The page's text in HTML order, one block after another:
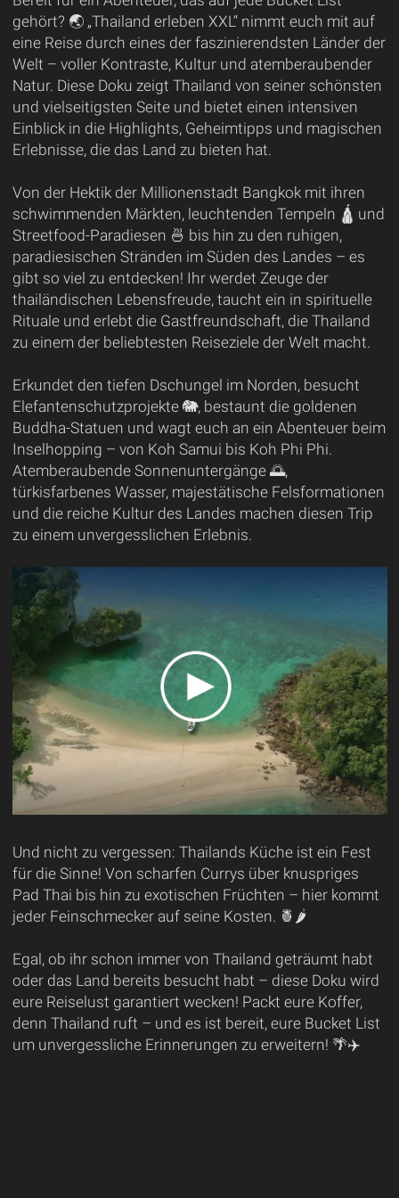
gehört? 🌏 „Thailand erleben XXL“ nimmt euch mit auf
eine Reise durch eines der faszinierendsten Länder der
Welt – voller Kontraste, Kultur und atemberaubender
Natur. Diese Doku zeigt Thailand von seiner schönsten
und vielseitigsten Seite und bietet einen intensiven
Einblick in die Highlights, Geheimtipps und magischen
Erlebnisse, die das Land zu bieten hat.
Von der Hektik der Millionenstadt Bangkok mit ihren
schwimmenden Märkten, leuchtenden Tempeln 🛕 und
Streetfood-Paradiesen 🍜 bis hin zu den ruhigen,
paradiesischen Stränden im Süden des Landes – es
gibt so viel zu entdecken! Ihr werdet Zeuge der
thailändischen Lebensfreude, taucht ein in spirituelle
Rituale und erlebt die Gastfreundschaft, die Thailand
zu einem der beliebtesten Reiseziele der Welt macht.
Erkundet den tiefen Dschungel im Norden, besucht
Elefantenschutzprojekte 🐘, bestaunt die goldenen
Buddha-Statuen und wagt euch an ein Abenteuer beim
Inselhopping – von Koh Samui bis Koh Phi Phi.
Atemberaubende Sonnenuntergänge 🌅,
türkisfarbenes Wasser, majestätische Felsformationen
und die reiche Kultur des Landes machen diesen Trip
zu einem unvergesslichen Erlebnis.
Und nicht zu vergessen: Thailands Küche ist ein Fest
für die Sinne! Von scharfen Currys über knuspriges
Pad Thai bis hin zu exotischen Früchten – hier kommt
jeder Feinschmecker auf seine Kosten. 🍍🌶️
Egal, ob ihr schon immer von Thailand geträumt habt
oder das Land bereits besucht habt – diese Doku wird
eure Reiselust garantiert wecken! Packt eure Koffer,
denn Thailand ruft – und es ist bereit, eure Bucket List
um unvergessliche Erinnerungen zu erweitern! 🌴✈️